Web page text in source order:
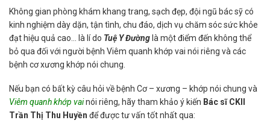
Không gian phòng khám khang trang, sạch đẹp, đội ngũ bác sỹ có
kinh nghiệm dày dặn, tận tình, chu đáo, dịch vụ chăm sóc sức khỏe
đạt hiệu quả cao… là lí do Tuệ Y Đường là một điểm đến không thể
bỏ qua đối với người bệnh Viêm quanh khớp vai nói riêng và các
bệnh cơ xương khớp nói chung.
Nếu bạn có bất kỳ câu hỏi về bệnh Cơ – xương – khớp nói chung và
Viêm quanh khớp vainói riêng, hãy tham khảo ý kiến Bác sĩ CKII
Trần Thị Thu Huyền để được tư vấn tốt nhất qua: